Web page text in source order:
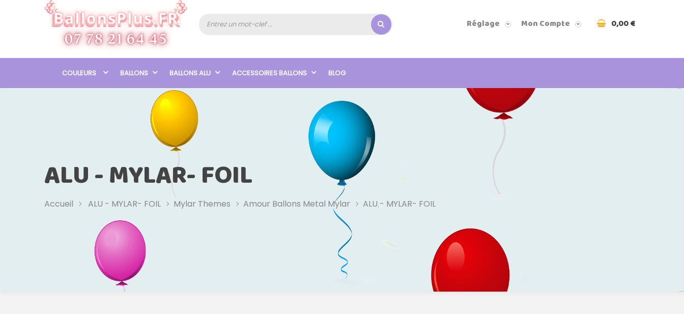
Réglage Mon Compte 0,00 €
COULEURS BALLONS BALLONS ALU ACCESSOIRES BALLONS BLOG
ALU - MYLAR- FOIL
Accueil ALU - MYLAR- FOIL Mylar Themes Amour Ballons Metal Mylar ALU - MYLAR- FOIL